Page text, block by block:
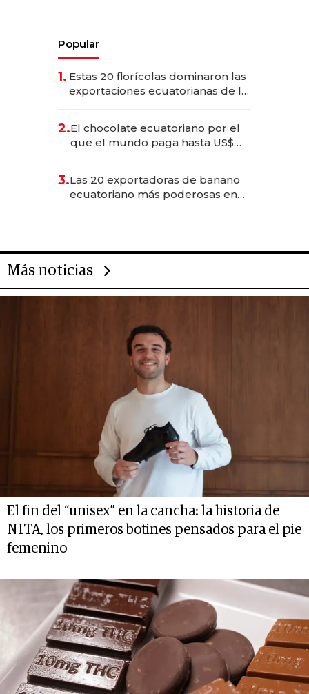
Popular
1. Estas 20 florícolas dominaron las
exportaciones ecuatorianas de la
2.El chocolate ecuatoriano por el
que el mundo paga hasta US$
3.Las 20 exportadoras de banano
ecuatoriano más poderosas en
Más noticias
El fin del “unisex” en la cancha: la historia de
NITA, los primeros botines pensados para el pie
femenino